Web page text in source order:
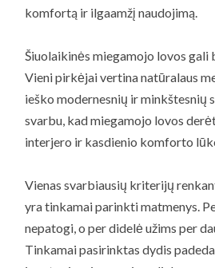
komfortą ir ilgaamžį naudojimą.
Šiuolaikinės miegamojo lovos gali
Vieni pirkėjai vertina natūralaus
ieško modernesnių ir minkštesnių
svarbu, kad miegamojo lovos
interjero ir kasdienio komforto
Vienas svarbiausių kriterijų
yra tinkamai parinkti matmenys.
nepatogi, o per didelė užims per
Tinkamai pasirinktas dydis